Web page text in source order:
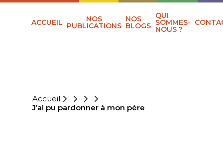
ACCUEIL NOS
PUBLICATIONS
NOS
BLOGS
QUI
SOMMES-
NOUS ?
Accueil
J’ai pu pardonner à mon père